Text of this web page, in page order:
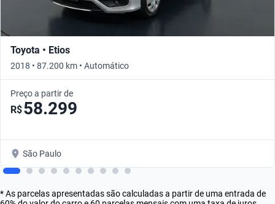
Toyota • Etios
2018 • 87.200 km • Automático
Preço a partir de
R$58.299
São Paulo
* As parcelas apresentadas são calculadas a partir de uma entrada de